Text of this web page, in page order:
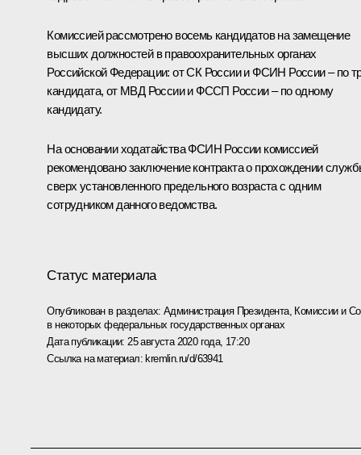
Комиссией рассмотрено восемь кандидатов на замещение
высших должностей в правоохранительных органах
Российской Федерации: от СК России и ФСИН России – по
кандидата, от МВД России и ФССП России – по одному
кандидату.
На основании ходатайства ФСИН России комиссией
рекомендовано заключение контракта о прохождении
сверх установленного предельного возраста с одним
сотрудником данного ведомства.
Статус материала
Опубликован в разделах: Администрация Президента, Комиссии и
в некоторых федеральных государственных органах
Дата публикации: 25 августа 2020 года, 17:20
Ссылка на материал:kremlin.ru/d/63941